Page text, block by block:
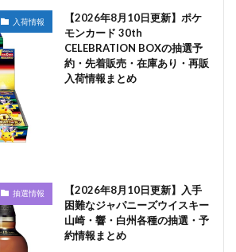
入荷情報
【2026年8月10日更新】ポケ
モンカード 30th
CELEBRATION BOXの抽選予
約・先着販売・在庫あり・再販
入荷情報まとめ
抽選情報
【2026年8月10日更新】入手
困難なジャパニーズウイスキー
山崎・響・白州各種の抽選・予
約情報まとめ